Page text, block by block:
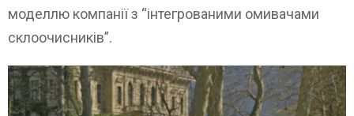
моделлю компанії з “інтегрованими омивачами
склоочисників”.